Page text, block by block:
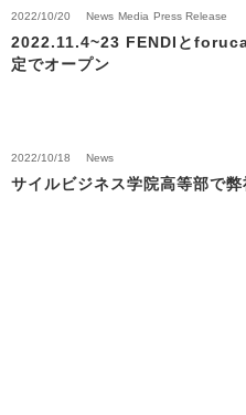
2022/10/20 News Media Press Release
2022.11.4~23 FENDIと
定でオープン